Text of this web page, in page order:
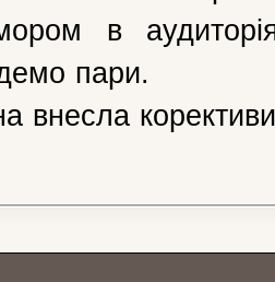
в
пари.
внесла